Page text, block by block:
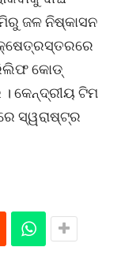
ଜଳ ନିଷ୍କାସନ
କୋଡ୍
କେନ୍ଦ୍ରୀୟ ଟିମ
ସ୍ୱରାଷ୍ଟ୍ର